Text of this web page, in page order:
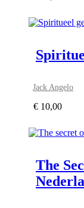
Jack Angelo
€ 10,00
The